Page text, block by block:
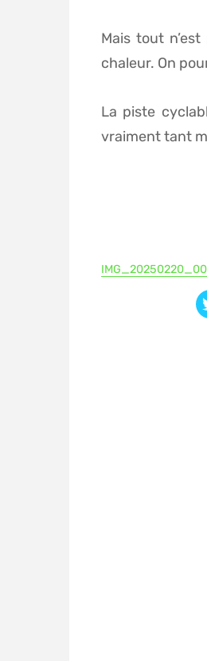
Mais tout
chaleur. On
La piste
vraiment tant